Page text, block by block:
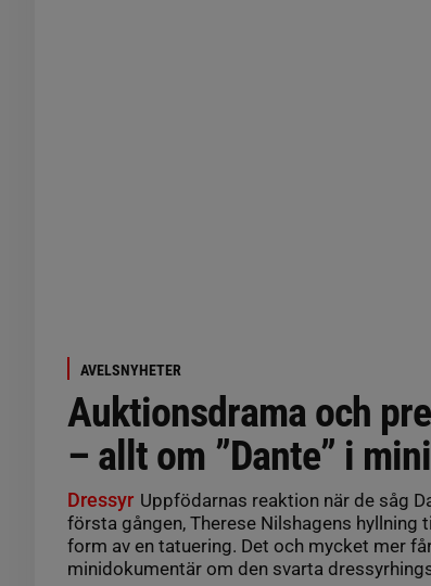
AVELSNYHETER
Auktionsdrama och
– allt om ”Dante” i
Dressyr Uppfödarnas reaktion när de såg
första gången, Therese Nilshagens hyllning
form av en tatuering. Det och mycket mer
minidokumentär om den svarta